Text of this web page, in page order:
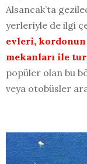
Alsancak’ta
yerleriyle de ilgi
evleri,
mekanları ile
popüler olan bu
veya otobüsler